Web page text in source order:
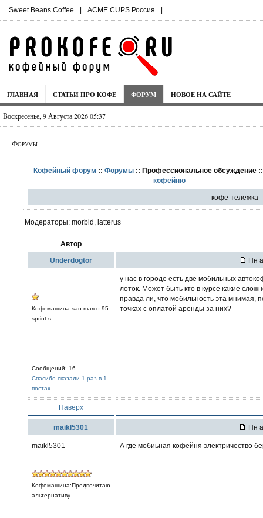
Sweet Beans Coffee | ACME CUPS Россия |
ГЛАВНАЯ СТАТЬИ ПРО КОФЕ ФОРУМ НОВОЕ НА САЙТЕ
Воскресенье, 9 Августа 2026 05:37
Форумы
Кофейный форум ::Форумы :: Профессиональное обсуждение
кофейню
кофе-тележка
Модераторы: morbid, latterus
Автор
Underdogtor Пн
Кофемашина:san marco 95-
sprint-s
Сообщений: 16
Спасибо сказали 1 раз в 1
постах
у нас в городе есть две мобильных
лоток. Может быть кто в курсе какие
правда ли, что мобильность эта мнимая,
точках с оплатой аренды за них?
Наверх
maikl5301 Пн
maikl5301
Кофемашина:Предпочитаю
альтернативу
А где мобиьная кофейня электричество